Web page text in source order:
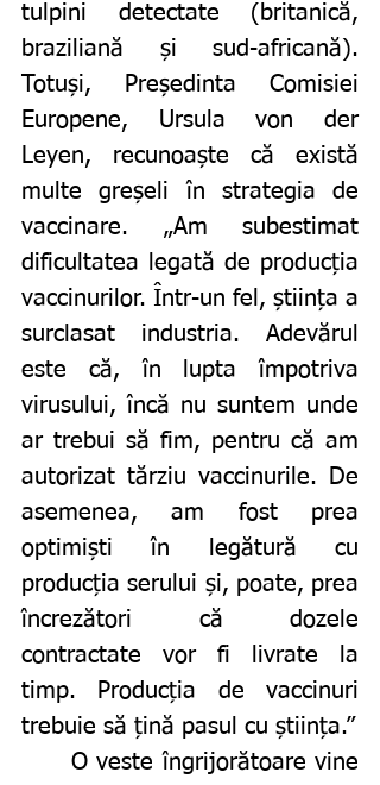
tulpini detectate (britanică,
braziliană și sud-africană).
Totuși, Președinta Comisiei
Europene, Ursula von der
Leyen, recunoaște că există
multe greșeli în strategia de
vaccinare. „Am subestimat
dificultatea legată de producția
vaccinurilor. Într-un fel, știința a
surclasat industria. Adevărul
este că, în lupta împotriva
virusului, încă nu suntem unde
ar trebui să fim, pentru că am
autorizat tărziu vaccinurile. De
asemenea, am fost prea
optimiști în legătură cu
producția serului și, poate, prea
încrezători că dozele
contractate vor fi livrate la
timp. Producția de vaccinuri
trebuie să țină pasul cu știința.”